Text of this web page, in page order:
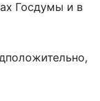
Госдумы и в